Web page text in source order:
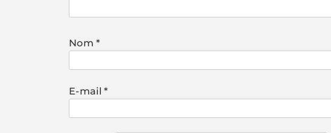
Nom*
E-mail*